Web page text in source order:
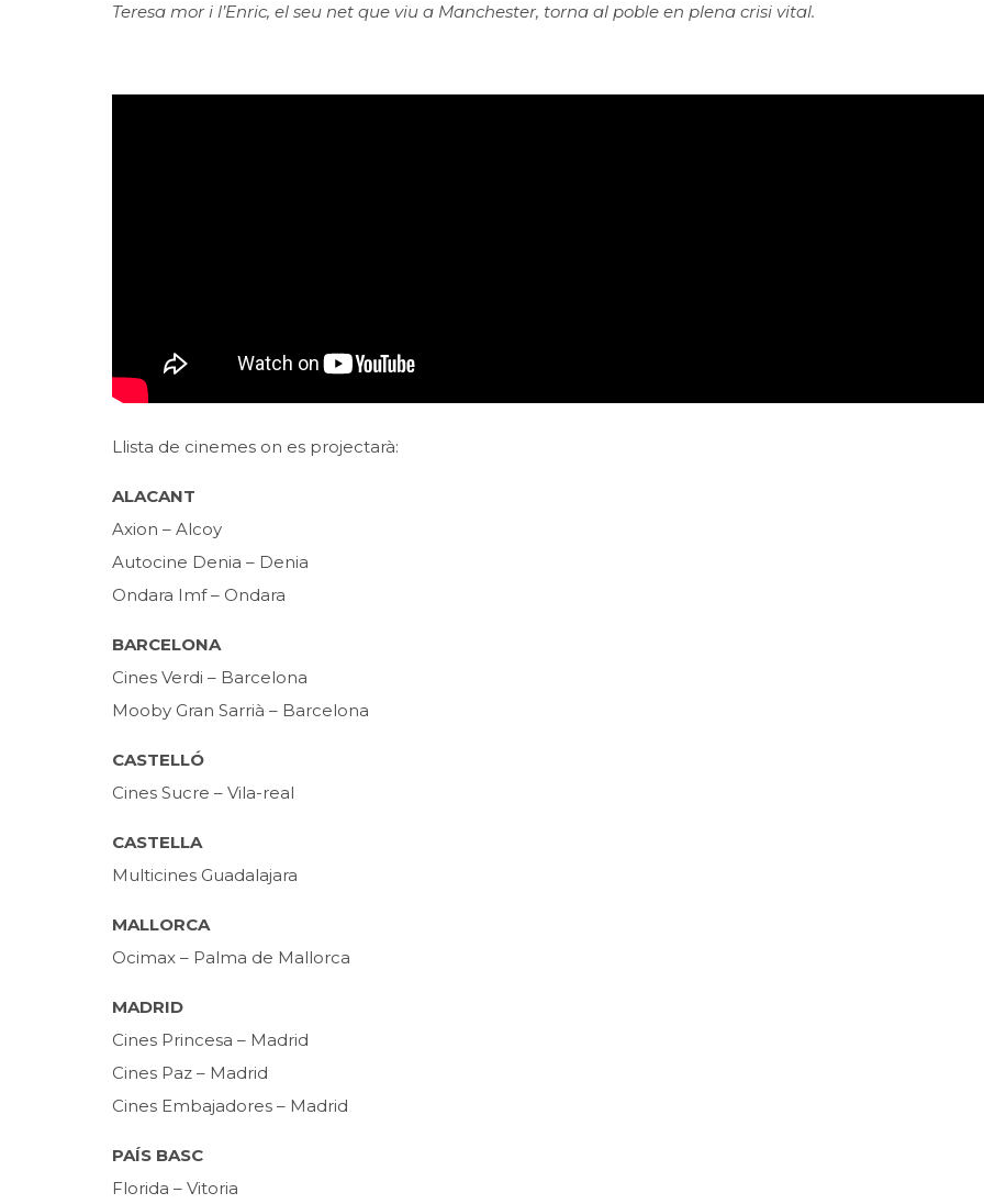
Teresa mor i l’Enric, el seu net que viu a Manchester, torna al poble en plena crisi vital.
Llista de cinemes on es projectarà:
ALACANT
Axion – Alcoy
Autocine Denia – Denia
Ondara Imf – Ondara
BARCELONA
Cines Verdi – Barcelona
Mooby Gran Sarrià – Barcelona
CASTELLÓ
Cines Sucre – Vila-real
CASTELLA
Multicines Guadalajara
MALLORCA
Ocimax – Palma de Mallorca
MADRID
Cines Princesa – Madrid
Cines Paz – Madrid
Cines Embajadores – Madrid
PAÍS BASC
Florida – Vitoria